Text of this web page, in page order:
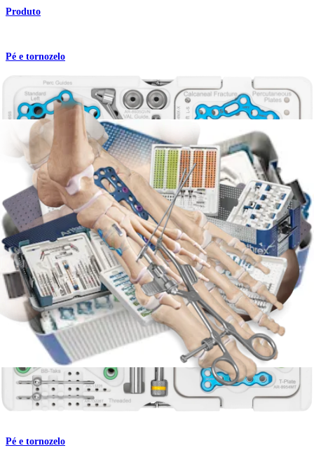
Produto
Pé e tornozelo
Sistema abrangente para os pés
Produto
Pé e tornozelo
Correção do hallux valgus com o procedimento
Lapidus
Procedimento
Pé e tornozelo
Artrodese da articulação de Lisfranc
Procedimento
Pé e tornozelo